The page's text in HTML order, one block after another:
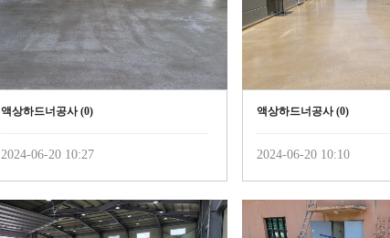
액상하드너공사 (0)
2024-06-20 10:27
액상하드너공사 (0)
2024-06-20 10:10